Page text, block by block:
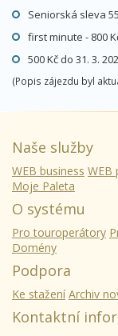
Seniorská sleva
first minute - 800
500 Kč do 31. 3.
(Popis zájezdu byl
Naše služby
WEB business WEB
Moje Paleta
O systému
Pro touroperátory
Domény
Podpora
Ke stažení Archiv
Kontaktní